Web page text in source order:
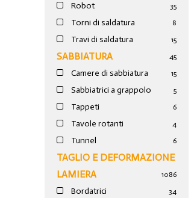
Robot 35
Torni di saldatura 8
Travi di saldatura 15
SABBIATURA 45
Camere di sabbiatura 15
Sabbiatrici a grappolo 5
Tappeti 6
Tavole rotanti 4
Tunnel 6
TAGLIO E DEFORMAZIONE
LAMIERA
1086
Bordatrici 34